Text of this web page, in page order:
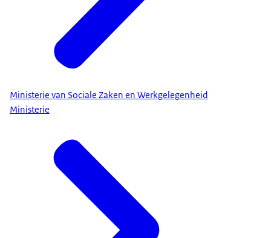
Ministerie van Sociale Zaken en Werkgelegenheid
Ministerie